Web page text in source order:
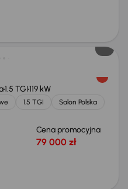
1.5 TGI119 kW
1.5 TGI
Salon Polska
Cena promocyjna
79 000 zł